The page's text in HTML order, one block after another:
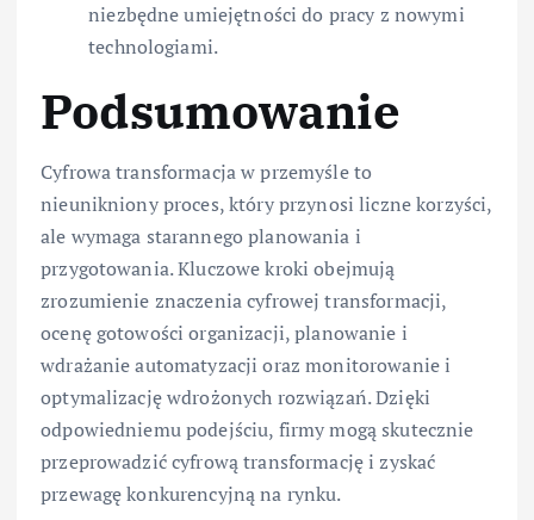
niezbędne umiejętności do pracy z nowymi
technologiami.
Podsumowanie
Cyfrowa transformacja w przemyśle to
nieunikniony proces, który przynosi liczne korzyści,
ale wymaga starannego planowania i
przygotowania. Kluczowe kroki obejmują
zrozumienie znaczenia cyfrowej transformacji,
ocenę gotowości organizacji, planowanie i
wdrażanie automatyzacji oraz monitorowanie i
optymalizację wdrożonych rozwiązań. Dzięki
odpowiedniemu podejściu, firmy mogą skutecznie
przeprowadzić cyfrową transformację i zyskać
przewagę konkurencyjną na rynku.